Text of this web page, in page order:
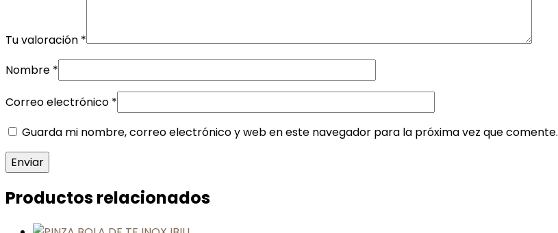
Tu valoración *
Nombre *
Correo electrónico *
Guarda mi nombre, correo electrónico y web en este navegador para la próxima vez que comente.
Productos relacionados